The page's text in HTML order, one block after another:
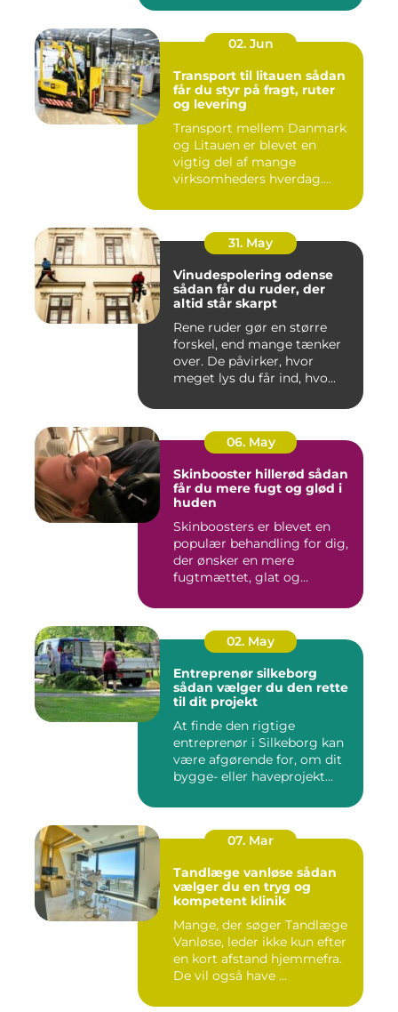
02. Jun
Transport til litauen sådan
får du styr på fragt, ruter
og levering
Transport mellem Danmark
og Litauen er blevet en
vigtig del af mange
virksomheders hverdag.
31. May
Vinudespolering odense
sådan får du ruder, der
altid står skarpt
Rene ruder gør en større
forskel, end mange tænker
over. De påvirker, hvor
meget lys du får ind, hvo...
06. May
Skinbooster hillerød sådan
får du mere fugt og glød i
huden
Skinboosters er blevet en
populær behandling for dig,
der ønsker en mere
fugtmættet, glat og
02. May
Entreprenør silkeborg
sådan vælger du den rette
til dit projekt
At finde den rigtige
entreprenør i Silkeborg kan
være afgørende for, om dit
bygge- eller haveprojekt...
07. Mar
Tandlæge vanløse sådan
vælger du en tryg og
kompetent klinik
Mange, der søger Tandlæge
Vanløse, leder ikke kun efter
en kort afstand hjemmefra.
De vil også have ...